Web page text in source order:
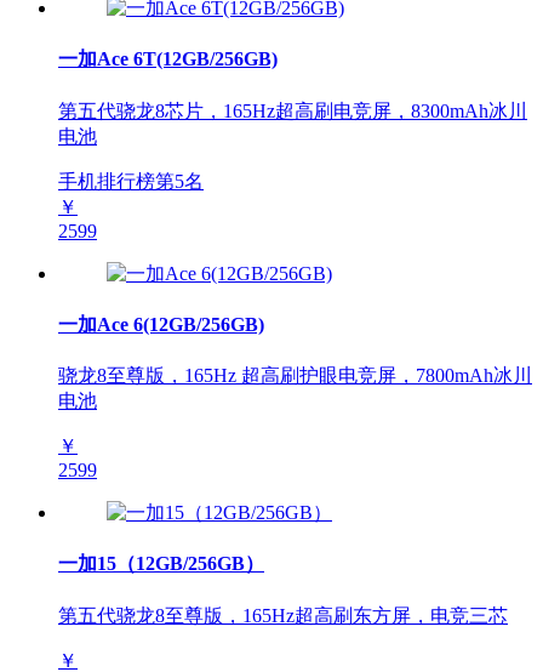
一加Ace 6T(12GB/256GB)
第五代骁龙8芯片，165Hz超高刷电竞屏，8300mAh冰川
电池
手机排行榜第5名
￥
2599
一加Ace 6(12GB/256GB)
骁龙8至尊版，165Hz 超高刷护眼电竞屏，7800mAh冰川
电池
￥
2599
一加15（12GB/256GB）
第五代骁龙8至尊版，165Hz超高刷东方屏，电竞三芯
￥